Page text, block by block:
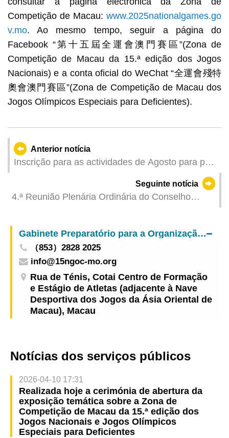
Competição de Macau:www.2025nationalgames.go
v.mo. Ao mesmo tempo, seguir a página do
Facebook “第十五屆全運會澳門賽區”(Zona de
Competição de Macau da 15.ª edição dos Jogos
Nacionais) e a conta oficial do WeChat “全運會殘特
奧會澳門賽區”(Zona de Competição de Macau dos
Jogos Olímpicos Especiais para Deficientes).
Anterior notícia
Inscrição para as actividades de Agosto para pais
Seguinte notícia
4.ª Reunião Plenária Ordinária do Conselho
Gabinete Preparatório para a Organização da Zona de Competição de Macau da 15.ª edição dos Jogos Nacionais e da 12.ª edição dos Jogos Nacionais para Pessoas Portadoras de Deficiência e 9.ª edição dos Jogos Olímpicos Especiais Nacionais
（853）2828 2025
info@15ngoc-mo.org
Rua de Ténis, Cotai Centro de Formação
e Estágio de Atletas (adjacente à Nave
Desportiva dos Jogos da Ásia Oriental de
Macau), Macau
Notícias dos serviços públicos
2026-04-10 17:31
Realizada hoje a cerimónia de abertura da
exposição temática sobre a Zona de
Competição de Macau da 15.ª edição dos
Jogos Nacionais e Jogos Olímpicos
Especiais para Deficientes